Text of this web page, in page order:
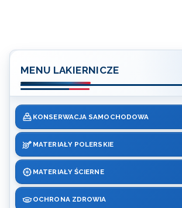
MENU LAKIERNICZE
KONSERWACJA SAMOCHODOWA
MATERIAŁY POLERSKIE
MATERIAŁY ŚCIERNE
OCHRONA ZDROWIA